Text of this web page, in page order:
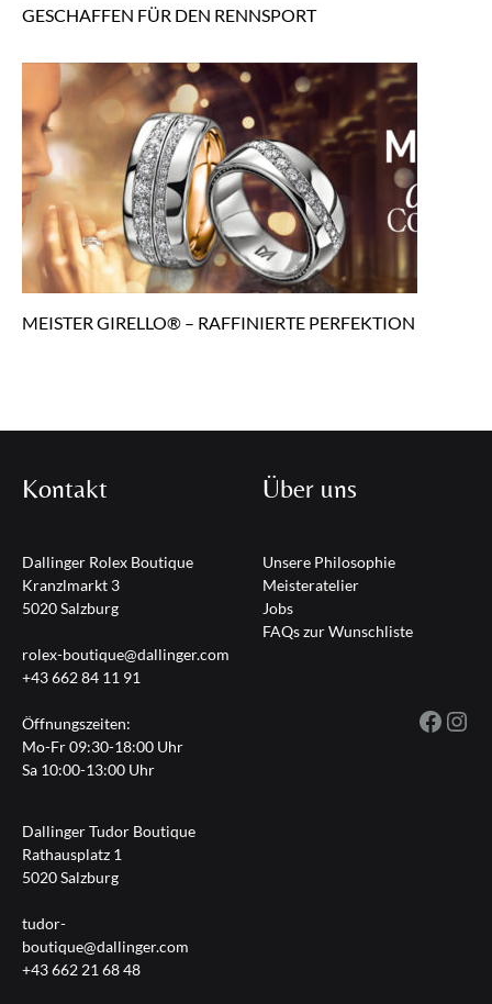
GESCHAFFEN FÜR DEN RENNSPORT
MEISTER GIRELLO® – RAFFINIERTE PERFEKTION
Kontakt
Dallinger Rolex Boutique
Kranzlmarkt 3
5020 Salzburg
rolex-boutique@dallinger.com
+43 662 84 11 91
Öffnungszeiten:
Mo-Fr 09:30-18:00 Uhr
Sa 10:00-13:00 Uhr
Dallinger Tudor Boutique
Rathausplatz 1
5020 Salzburg
tudor-
boutique@dallinger.com
+43 662 21 68 48
Über uns
Unsere Philosophie
Meisteratelier
Jobs
FAQs zur Wunschliste